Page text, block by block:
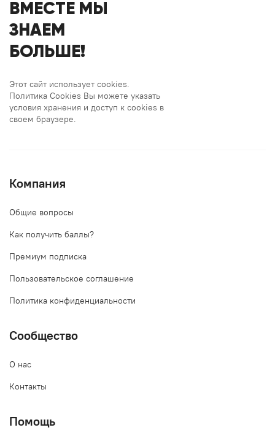
ВМЕСТЕ МЫ
ЗНАЕМ
БОЛЬШЕ!
Этот сайт использует cookies.
Политика Cookies Вы можете указать
условия хранения и доступ к cookies в
своем браузере.
Компания
Общие вопросы
Как получить баллы?
Премиум подписка
Пользовательское соглашение
Политика конфиденциальности
Сообщество
О нас
Контакты
Помощь